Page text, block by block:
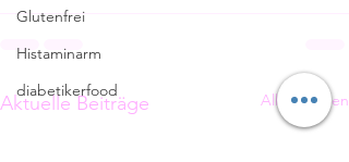
Glutenfrei
Histaminarm
diabetikerfood
Aktuelle Beiträge Alle ansehen